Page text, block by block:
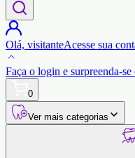
Olá, visitanteAcesse sua
Faça o login e surpreenda-
0
Ver mais categorias